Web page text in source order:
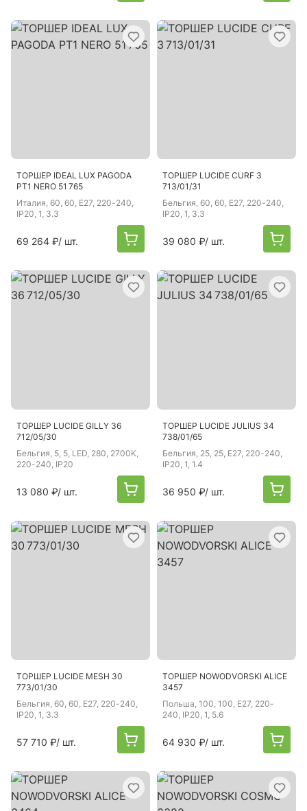
ТОРШЕР IDEAL LUX PAGODA
PT1 NERO 51 765
Италия, 60, 60, E27, 220-240,
IP20, 1, 3.3
69 264 ₽/ шт.
ТОРШЕР LUCIDE CURF 3
713/01/31
Бельгия, 60, 60, E27, 220-240,
IP20, 1, 3.3
39 080 ₽/ шт.
ТОРШЕР LUCIDE GILLY 36
712/05/30
Бельгия, 5, 5, LED, 280, 2700K,
220-240, IP20
13 080 ₽/ шт.
ТОРШЕР LUCIDE JULIUS 34
738/01/65
Бельгия, 25, 25, E27, 220-240,
IP20, 1, 1.4
36 950 ₽/ шт.
ТОРШЕР LUCIDE MESH 30
773/01/30
Бельгия, 60, 60, E27, 220-240,
IP20, 1, 3.3
57 710 ₽/ шт.
ТОРШЕР NOWODVORSKI ALICE
3457
Польша, 100, 100, E27, 220-
240, IP20, 1, 5.6
64 930 ₽/ шт.